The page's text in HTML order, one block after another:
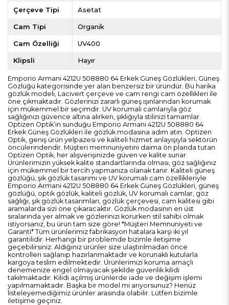
Çerçeve Tipi Asetat
Cam Tipi Organik
Cam Özelliği UV400
Klipsli Hayır
Emporio Armani 4212U 508880 64 Erkek Güneş Gözlükleri, Güneş
Gözlüğü kategorisinde yer alan benzersiz bir üründür. Bu harika
gözlük modeli, Lacivert çerçeve ve cam rengi cam özellikleri ile
öne çıkmaktadır. Gözlerinizi zararlı güneş ışınlarından korumak
için mükemmel bir seçimdir. UV korumalı camlarıyla göz
sağlığınızı güvence altına alırken, şıklığıyla stilinizi tamamlar.
Optizen Optik’in sunduğu Emporio Armani 4212U 508880 64
Erkek Güneş Gözlükleri ile gözlük modasına adım atın. Optizen
Optik, geniş ürün yelpazesi ve kaliteli hizmet anlayışıyla sektörün
öncülerindendir. Müşteri memnuniyetini daima ön planda tutan
Optizen Optik, her alışverişinizde güven ve kalite sunar.
Ürünlerimizin yüksek kalite standartlarında olması, göz sağlığınız
için mükemmel bir tercih yapmanıza olanak tanır. Kaliteli güneş
gözlüğü, şık gözlük tasarımı ve UV korumalı cam özellikleriyle
Emporio Armani 4212U 508880 64 Erkek Güneş Gözlükleri, güneş
gözlüğü, optik gözlük, kaliteli gözlük, UV korumalı camlar, göz
sağlığı, şık gözlük tasarımları, gözlük çerçevesi, cam kalitesi gibi
aramalarda sizi öne çıkaracaktır. Gözlük modasının en üst
sıralarında yer almak ve gözlerinizi korurken stil sahibi olmak
istiyorsanız, bu ürün tam size göre! *Müşteri Memnuniyeti ve
Garanti* Tüm ürünlerimiz fabrikasyon hatalara karşı iki yıl
garantilidir. Herhangi bir problemde bizimle iletişime
geçebilirsiniz. Aldığınız ürünler size ulaştırılmadan önce
kontrolleri sağlanıp hazırlanmaktadır ve korunaklı kutularla
kargoya teslim edilmektedir. Ürünlerimizi koruma amaçlı
denemenize engel olmayacak şekilde güvenlik kilidi
takılmaktadır. Kilidi açılmış ürünlerde iade ve değişim işlemi
yapılmamaktadır. Başka bir model mi arıyorsunuz? Henüz
listeleyemediğimiz ürünler arasında olabilir. Lütfen bizimle
iletişime geçiniz.